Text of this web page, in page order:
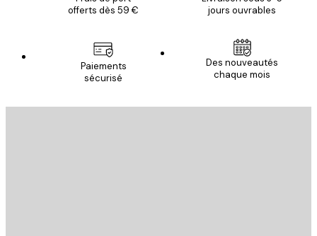
S'INSCRIRE
offerts dès 59 €
jours ouvrables
Paiements
sécurisé
Des nouveautés
chaque mois